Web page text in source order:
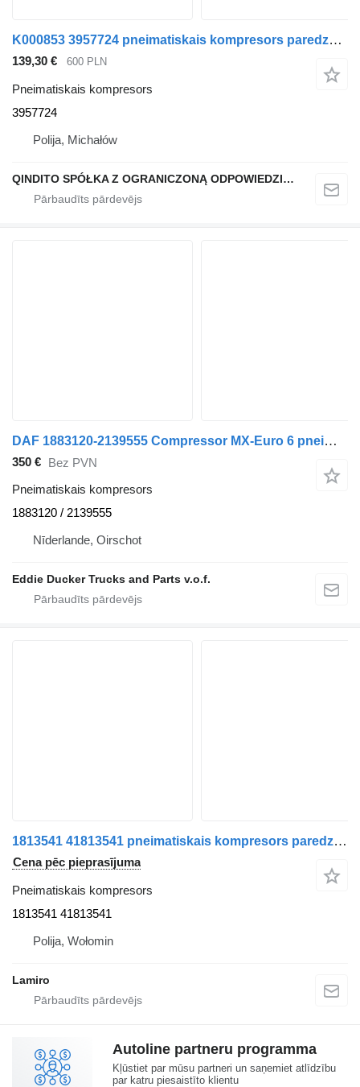
K000853 3957724 pneimatiskais kompresors paredzēts DAF LF kravas automašīnas
139,30 € 600 PLN
Pneimatiskais kompresors
3957724
Polija, Michałów
QINDITO SPÓŁKA Z OGRANICZONĄ ODPOWIEDZIALNOŚCIĄ
DAF 1883120-2139555 Compressor MX-Euro 6 pneimatiskais kompresors paredzēts DAF CF / XF kravas automašīnas
350 € Bez PVN
Pneimatiskais kompresors
1883120 / 2139555
Nīderlande, Oirschot
Eddie Ducker Trucks and Parts v.o.f.
1813541 41813541 pneimatiskais kompresors paredzēts DAF CF/ VDL kravas automašīnas
Cena pēc pieprasījuma
Pneimatiskais kompresors
1813541 41813541
Polija, Wołomin
Lamiro
Autoline partneru programma
Kļūstiet par mūsu partneri un saņemiet atlīdzību
par katru piesaistīto klientu